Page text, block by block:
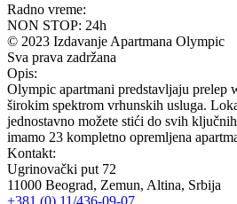
Radno vreme:
NON STOP: 24h
© 2023 Izdavanje Apartmana Olympic
Sva prava zadržana
Opis:
Olympic apartmani predstavljaju prelep
širokim spektrom vrhunskih usluga.
jednostavno možete stići do svih
imamo 23 kompletno opremljena
Kontakt:
Ugrinovački put 72
11000 Beograd, Zemun, Altina, Srbija
+381 (0) 11/436-09-07